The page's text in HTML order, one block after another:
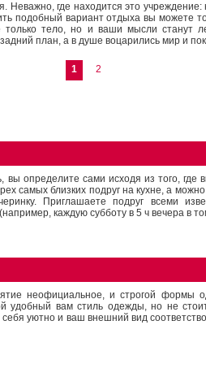
где находится это учреждение:
подобный вариант отдыха вы можете
тело, но и ваши мысли станут
план, а в душе воцарились мир и
1 2
вы определите сами исходя из того, где
самых близких подруг на кухне, а
Приглашаете подруг всеми
каждую субботу в 5 ч вечера в
неофициальное, и строгой формы
удобный вам стиль одежды, но не
уютно и ваш внешний вид